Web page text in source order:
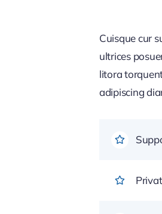
Cuisque cur
ultrices
litora
adipiscing